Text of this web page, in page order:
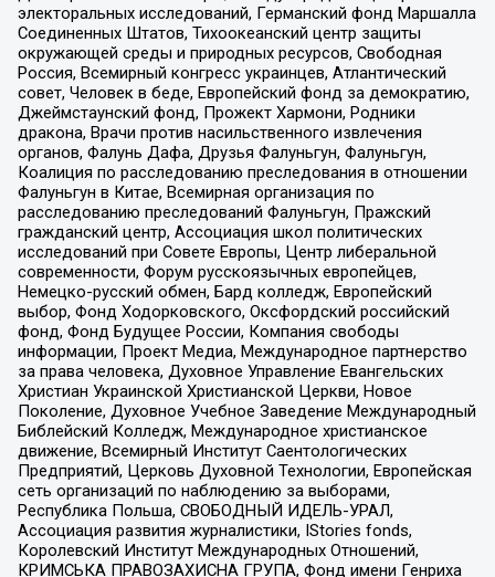
электоральных исследований, Германский фонд Маршалла
Соединенных Штатов, Тихоокеанский центр защиты
окружающей среды и природных ресурсов, Свободная
Россия, Всемирный конгресс украинцев, Атлантический
совет, Человек в беде, Европейский фонд за демократию,
Джеймстаунский фонд, Прожект Хармони, Родники
дракона, Врачи против насильственного извлечения
органов, Фалунь Дафа, Друзья Фалуньгун, Фалуньгун,
Коалиция по расследованию преследования в отношении
Фалуньгун в Китае, Всемирная организация по
расследованию преследований Фалуньгун, Пражский
гражданский центр, Ассоциация школ политических
исследований при Совете Европы, Центр либеральной
современности, Форум русскоязычных европейцев,
Немецко-русский обмен, Бард колледж, Европейский
выбор, Фонд Ходорковского, Оксфордский российский
фонд, Фонд Будущее России, Компания свободы
информации, Проект Медиа, Международное партнерство
за права человека, Духовное Управление Евангельских
Христиан Украинской Христианской Церкви, Новое
Поколение, Духовное Учебное Заведение Международный
Библейский Колледж, Международное христианское
движение, Всемирный Институт Саентологических
Предприятий, Церковь Духовной Технологии, Европейская
сеть организаций по наблюдению за выборами,
Республика Польша, СВОБОДНЫЙ ИДЕЛЬ-УРАЛ,
Ассоциация развития журналистики, IStories fonds,
Королевский Институт Международных Отношений,
КРИМСЬКА ПРАВОЗАХИСНА ГРУПА, Фонд имени Генриха